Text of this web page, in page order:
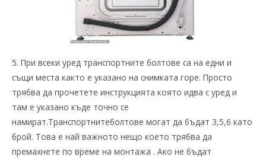
5. При всеки уред транспортните болтове са на едни и
същи места както е указано на снимката горе. Просто
трябва да прочетете инструкцията която идва с уред и
там е указано къде точно се
намират.Транспортнитеболтове могат да бъдат 3,5,6 като
брой. Това е най важното нещо което трябва да
премахнете по време на монтажа . Ако не бъдат